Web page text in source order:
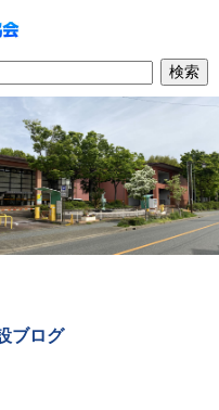
ブログ